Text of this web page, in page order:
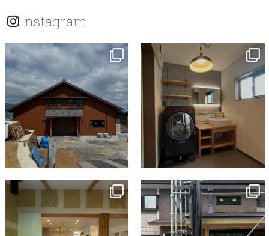
Instagram
tomohouseinc
tomohouseinc
7月 13
tomohouseinc
tomohouseinc
6月 3